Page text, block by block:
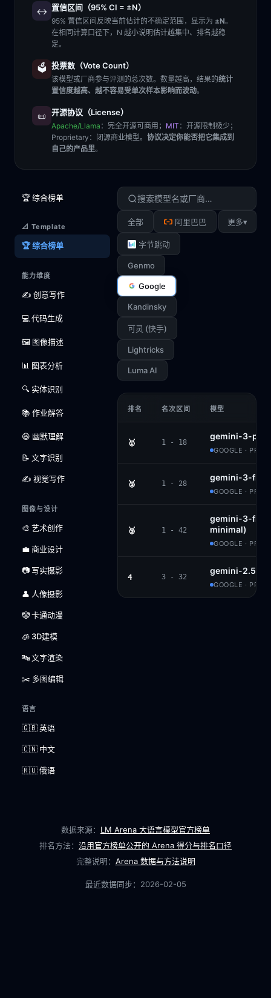
↔️ 置信区间（95% CI = ±N）
95% 置信区间反映当前估计的不确定范围，显示为 ±N。
在相同计算口径下，N 越小说明估计越集中、排名越稳
定。
🗳️ 投票数（Vote Count）
该模型或厂商参与评测的总次数。数量越高，结果的统计
置信度越高、越不容易受单次样本影响而波动。
📜 开源协议（License）
Apache/Llama ：完全开源可商用； MIT ：开源限制极少；
Proprietary ：闭源商业模型。 协议决定你能否把它集成到
自己的产品里。
🏆 综合榜单
📐 Template
🏆 综合榜单
能力维度
✍️ 创意写作
💻 代码生成
🖼️ 图像描述
📊 图表分析
🔍 实体识别
📚 作业解答
😆 幽默理解
📝 文字识别
✍️ 视觉写作
图像与设计
🎨 艺术创作
💼 商业设计
📷 写实摄影
👤 人像摄影
🤡 卡通动漫
🧊 3D建模
🔤 文字渲染
✂️ 多图编辑
语言
🇬🇧 英语
🇨🇳 中文
🇷🇺 俄语
全部 阿里巴巴
字节跳动
Genmo
Google
Kandinsky
可灵 (快手)
Lightricks
Luma AI
更多▾
排名 名次区间 模型
🥇 1 - 18
gemini-3-pro
GOOGLE ·
🥈 1 - 28
gemini-3-
GOOGLE ·
🥉 1 - 42
gemini-3-
minimal)
GOOGLE ·
4 3 - 32
gemini-2.5-
GOOGLE ·
数据来源： LM Arena 大语言模型官方榜单
排名方法： 沿用官方榜单公开的 Arena 得分与排名口径
完整说明： Arena 数据与方法说明
最近数据同步： 2026-02-05